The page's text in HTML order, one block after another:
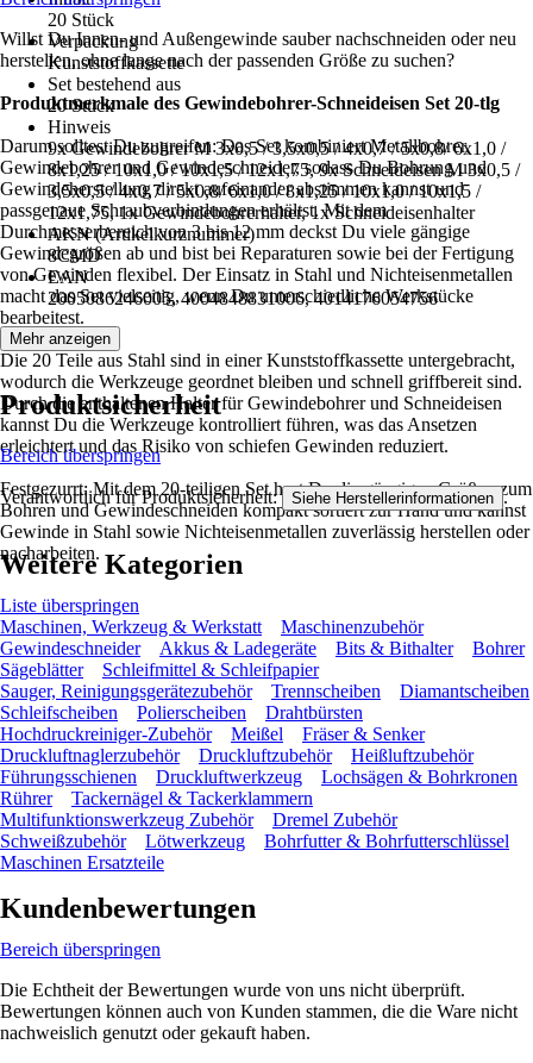
20 Stück
Verpackung
Kunststoffkassette
Set bestehend aus
20 Stück
Hinweis
9x Gewindebohrer M 3x0,5 / 3,5x0,5 / 4x0,7 / 5x0,8/ 6x1,0 /
8x1,25 / 10x1,0 / 10x1,5 / 12x1,75, 9x Schneideisen M 3x0,5 /
3,5x0,5 / 4x0,7 / 5x0,8/ 6x1,0 / 8x1,25 / 10x1,0 / 10x1,5 /
12x1,75, 1x Gewindebohrerhalter, 1x Schneideisenhalter
AKN (Artikelkurznummer)
8CMD
EAN
2005086246005, 4004848831006, 4014176054756
Willst Du Innen- und Außengewinde sauber nachschneiden oder neu
herstellen, ohne lange nach der passenden Größe zu suchen?
Produktmerkmale des Gewindebohrer-Schneideisen Set 20-tlg
Darum solltest Du zugreifen: Das Set kombiniert Metallbohrer,
Gewindebohrer und Gewindeschneider, sodass Du Bohrung und
Gewindeherstellung direkt aufeinander abstimmen kannst und
passgenaue Schraubverbindungen erhältst. Mit dem
Durchmesserbereich von 3 bis 12 mm deckst Du viele gängige
Gewindegrößen ab und bist bei Reparaturen sowie bei der Fertigung
von Gewinden flexibel. Der Einsatz in Stahl und Nichteisenmetallen
macht das Set vielseitig, wenn Du unterschiedliche Werkstücke
bearbeitest.
Die 20 Teile aus Stahl sind in einer Kunststoffkassette untergebracht,
wodurch die Werkzeuge geordnet bleiben und schnell griffbereit sind.
Durch die enthaltenen Halter für Gewindebohrer und Schneideisen
kannst Du die Werkzeuge kontrolliert führen, was das Ansetzen
erleichtert und das Risiko von schiefen Gewinden reduziert.
Festgezurrt: Mit dem 20-teiligen Set hast Du die gängigen Größen zum
Bohren und Gewindeschneiden kompakt sortiert zur Hand und kannst
Gewinde in Stahl sowie Nichteisenmetallen zuverlässig herstellen oder
nacharbeiten.
Mehr anzeigen
Produktsicherheit
Bereich überspringen
Verantwortlich für Produktsicherheit: Siehe Herstellerinformationen .
Weitere Kategorien
Liste überspringen
Maschinen, Werkzeug & Werkstatt
Maschinenzubehör
Gewindeschneider
Akkus & Ladegeräte Bits & Bithalter
Bohrer
Sägeblätter
Schleifmittel & Schleifpapier
Sauger, Reinigungsgerätezubehör
Trennscheiben
Diamantscheiben
Schleifscheiben
Polierscheiben
Drahtbürsten
Hochdruckreiniger-Zubehör
Meißel
Fräser & Senker
Druckluftnaglerzubehör
Druckluftzubehör
Heißluftzubehör
Führungsschienen
Druckluftwerkzeug
Lochsägen & Bohrkronen
Rührer
Tackernägel & Tackerklammern
Multifunktionswerkzeug Zubehör
Dremel Zubehör
Schweißzubehör
Lötwerkzeug
Bohrfutter & Bohrfutterschlüssel
Maschinen Ersatzteile
Kundenbewertungen
Bereich überspringen
Die Echtheit der Bewertungen wurde von uns nicht überprüft.
Bewertungen können auch von Kunden stammen, die die Ware nicht
nachweislich genutzt oder gekauft haben.